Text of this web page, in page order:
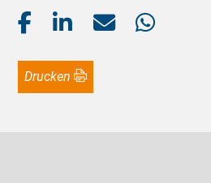
Drucken